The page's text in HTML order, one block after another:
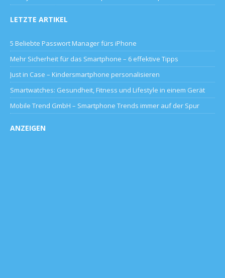
LETZTE ARTIKEL
5 Beliebte Passwort Manager fürs iPhone
Mehr Sicherheit für das Smartphone – 6 effektive Tipps
Just in Case – Kindersmartphone personalisieren
Smartwatches: Gesundheit, Fitness und Lifestyle in einem Gerät
Mobile Trend GmbH – Smartphone Trends immer auf der Spur
ANZEIGEN